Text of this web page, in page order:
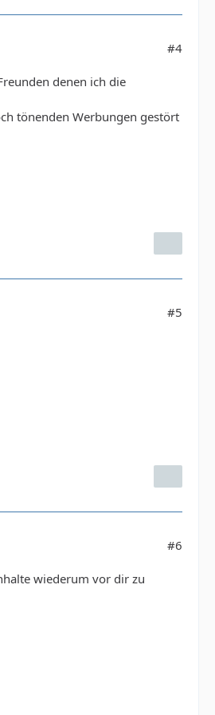
#4
denen ich die
tönenden Werbungen gestört
#5
#6
wiederum vor dir zu